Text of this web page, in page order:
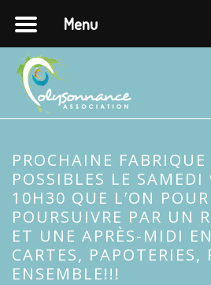
PROCHAINE FABRIQUE
POSSIBLES LE
10H30 QUE L’ON
POURSUIVRE PAR UN
ET UNE APRÈS-MIDI
CARTES, PAPOTERIES,
ENSEMBLE!!!
Menu